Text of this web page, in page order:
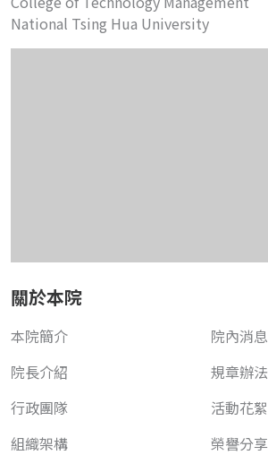
National Tsing Hua University
關於本院
本院簡介
院長介紹
行政團隊
組織架構
院內消息
規章辦法
活動花絮
榮譽分享